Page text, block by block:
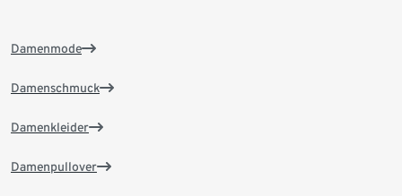
Damenmode
Damenschmuck
Damenkleider
Damenpullover